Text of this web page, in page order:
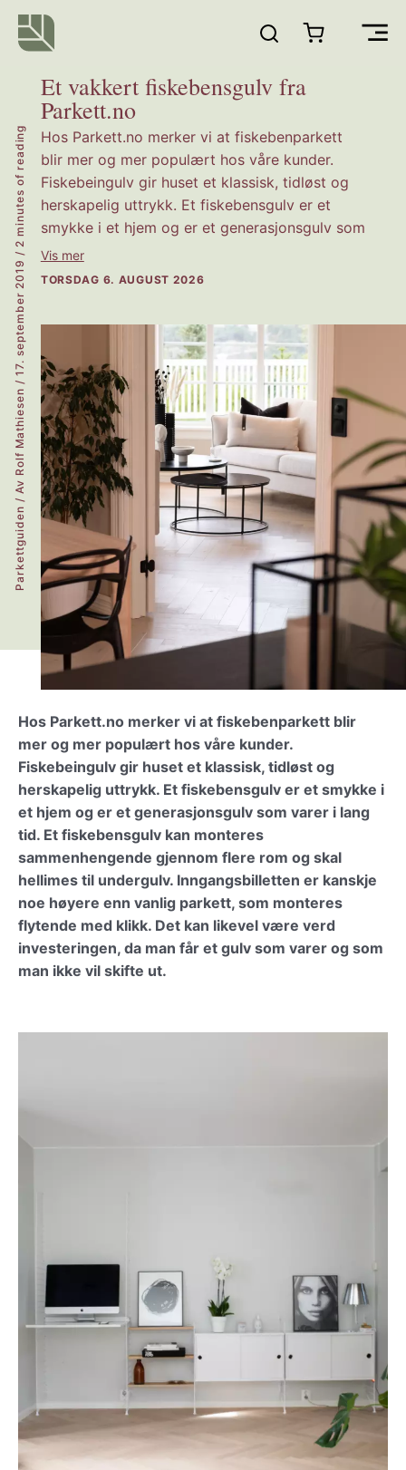
Hopp
rett
innholdetEt vakkert fiskebensgulv fra
Parkett.no
Hos Parkett.no merker vi at fiskebenparkett
blir mer og mer populært hos våre kunder.
Fiskebeingulv gir huset et klassisk, tidløst og
herskapelig uttrykk. Et fiskebensgulv er et
smykke i et hjem og er et generasjonsgulv som
varer i lang tid. Et fiskebensgulv kan monteres
sammenhengende gjennom flere rom og skal
monteres flytende med klikk. Det kan likevel
være verd investeringen, da man får et gulv
som varer og som man ikke vil skifte ut.
Vis mer
TORSDAG 6. AUGUST 2026
Parkettguiden
/ Av
Rolf Mathiesen
/
17. september 2019
/
2 minutes of reading
Hos Parkett.no merker vi at fiskebenparkett blir
mer og mer populært hos våre kunder.
Fiskebeingulv gir huset et klassisk, tidløst og
herskapelig uttrykk. Et fiskebensgulv er et smykke i
et hjem og er et generasjonsgulv som varer i lang
tid. Et fiskebensgulv kan monteres
sammenhengende gjennom flere rom og skal
hellimes til undergulv. Inngangsbilletten er kanskje
noe høyere enn vanlig parkett, som monteres
flytende med klikk. Det kan likevel være verd
investeringen, da man får et gulv som varer og som
man ikke vil skifte ut.